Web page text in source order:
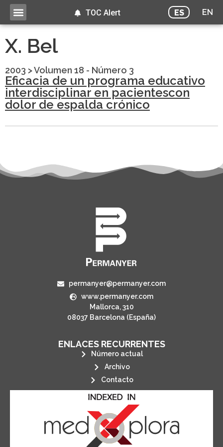
ES EN
TOC Alert
X. Bel
2003 >Volumen 18 - Número 3
Eficacia de un programa educativo
interdisciplinar en pacientescon
dolor de espalda crónico
permanyer@permanyer.com
www.permanyer.com
Mallorca, 310
08037 Barcelona (España)
ENLACES RECURRENTES
Número actual
Archivo
Contacto